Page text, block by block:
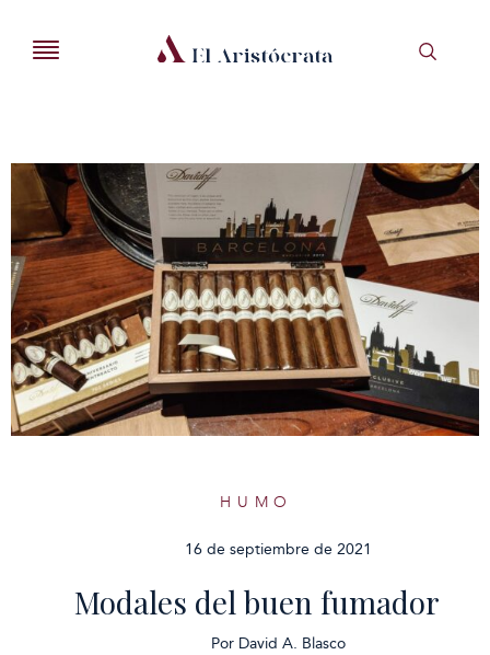
HUMO
16 de septiembre de 2021
Modales del buen fumador
Por David A. Blasco